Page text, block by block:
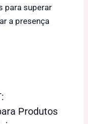
para superar
a presença
Produtos